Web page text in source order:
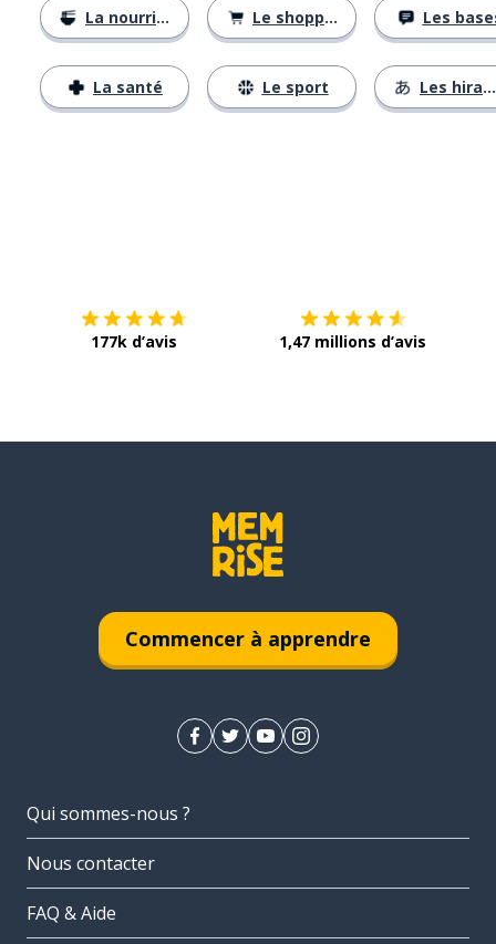
La nourriture
La santé
Le shopping
Le sport
Les
Les hiraganas
177k d’avis 1,47 millions d’avis
Commencer à apprendre
Qui sommes-nous ?
Nous contacter
FAQ & Aide